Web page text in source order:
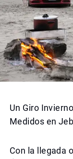
Un Giro
Medidos en
Con la llegada